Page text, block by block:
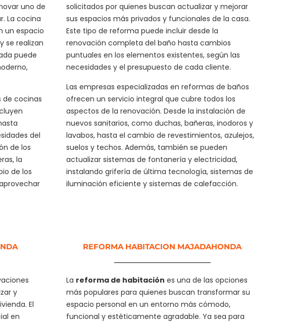
uno de
La cocina
un espacio
se realizan
puede
de cocinas
del
de los
la
de los
solicitados por quienes buscan actualizar y mejorar
sus espacios más privados y funcionales de la casa.
Este tipo de reforma puede incluir desde la
renovación completa del baño hasta cambios
puntuales en los elementos existentes, según las
necesidades y el presupuesto de cada cliente.
Las empresas especializadas en reformas de baños
ofrecen un servicio integral que cubre todos los
aspectos de la renovación. Desde la instalación de
nuevos sanitarios, como duchas, bañeras, inodoros y
lavabos, hasta el cambio de revestimientos, azulejos,
suelos y techos. Además, también se pueden
actualizar sistemas de fontanería y electricidad,
instalando grifería de última tecnología, sistemas de
iluminación eficiente y sistemas de calefacción.
y
El
en
REFORMA HABITACION MAJADAHONDA
La reforma de habitación es una de las opciones
más populares para quienes buscan transformar su
espacio personal en un entorno más cómodo,
funcional y estéticamente agradable. Ya sea para